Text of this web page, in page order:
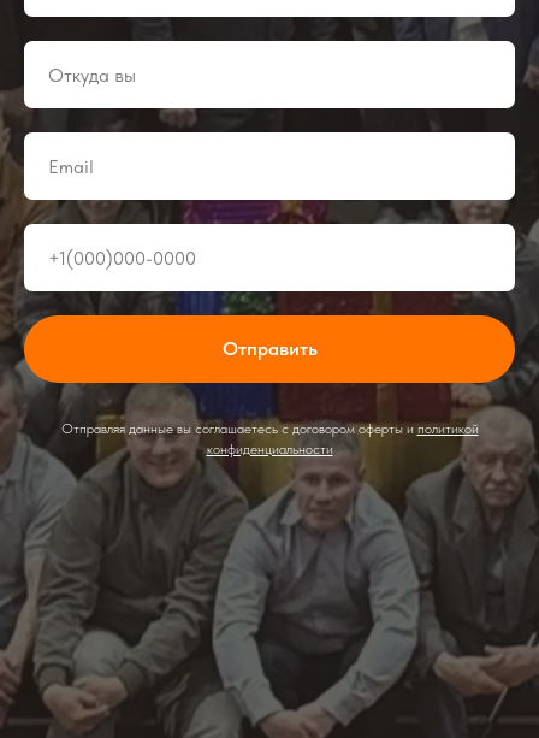
Отправить
Отправляя данные вы соглашаетесь с договором оферты и политикой
конфиденциальности